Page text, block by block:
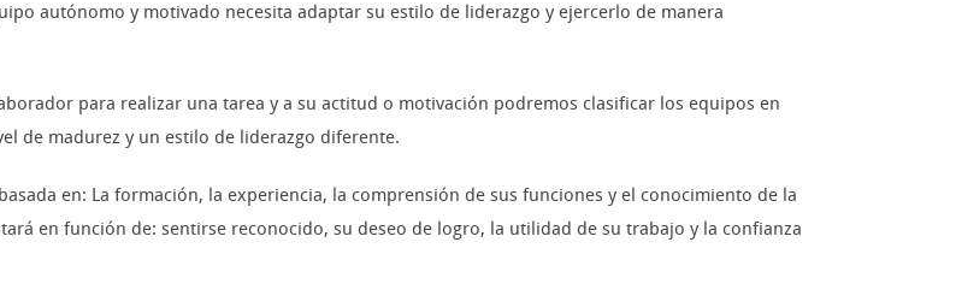
autónomo y motivado necesita adaptar su estilo de liderazgo y ejercerlo de manera
para realizar una tarea y a su actitud o motivación podremos clasificar los equipos en
de madurez y un estilo de liderazgo diferente.
en: La formación, la experiencia, la comprensión de sus funciones y el conocimiento de la
en función de: sentirse reconocido, su deseo de logro, la utilidad de su trabajo y la confianza